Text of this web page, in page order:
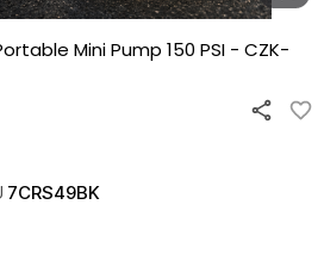
Mini Pump 150 PSI - CZK-
7CRS49BK